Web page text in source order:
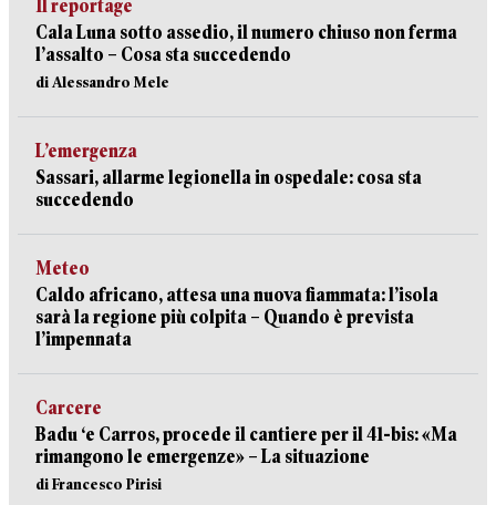
Il reportage
Cala Luna sotto assedio, il numero chiuso non ferma
l’assalto – Cosa sta succedendo
di Alessandro Mele
L’emergenza
Sassari, allarme legionella in ospedale: cosa sta
succedendo
Meteo
Caldo africano, attesa una nuova fiammata: l’isola
sarà la regione più colpita – Quando è prevista
l’impennata
Carcere
Badu ‘e Carros, procede il cantiere per il 41-bis: «Ma
rimangono le emergenze» – La situazione
di Francesco Pirisi